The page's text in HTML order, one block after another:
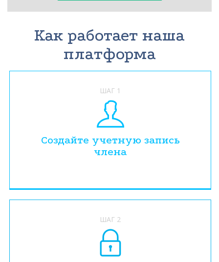
Как работает наша
платформа
ШАГ 1
Создайте учетную запись
члена
ШАГ 2